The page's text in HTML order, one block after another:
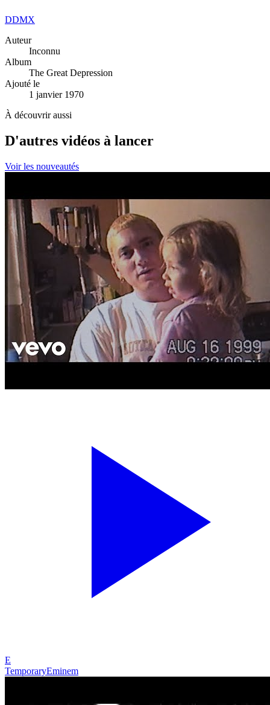
DDMX
Auteur
Inconnu
Album
The Great Depression
Ajouté le
1 janvier 1970
À découvrir aussi
D'autres vidéos à lancer
Voir les nouveautés
E
TemporaryEminem